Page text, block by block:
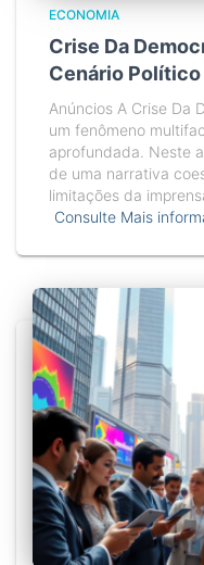
ECONOMIA
Crise Da
Cenário Político
Anúncios A Crise Da
um fenômeno
aprofundada. Neste
de uma narrativa
limitações da
Consulte Mais